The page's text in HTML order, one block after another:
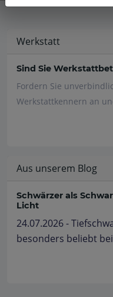
Werkstatt
Sind Sie
Fordern Sie
Werkstattkennern an
Aus unserem Blog
Schwärzer als
Licht
24.07.2026 -
besonders beliebt